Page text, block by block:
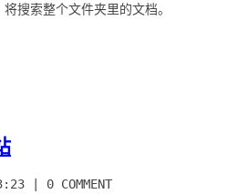
搜索整个文件夹里的文档。
| 0 COMMENT